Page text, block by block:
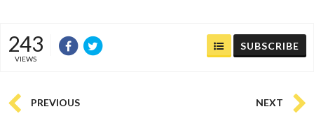
243
VIEWS
SUBSCRIBE
PREVIOUS NEXT